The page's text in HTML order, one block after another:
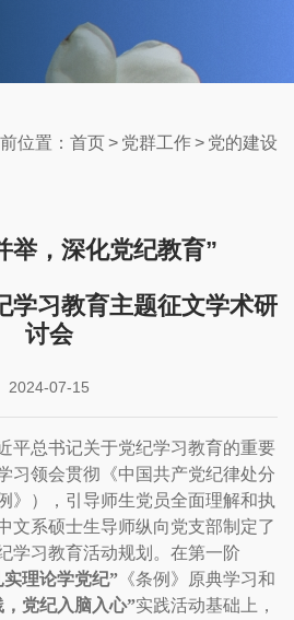
位置： 首页 党群工作 党的建设
举，深化党纪教育”
学习教育主题征文学术研
讨会
2024-07-15
平总书记关于党纪学习教育的重要
习领会贯彻《中国共产党纪律处分
》），引导师生党员全面理解和执
文系硕士生导师纵向党支部制定了
学习教育活动规划。在第一阶
理论学党纪” 《条例》原典学习和
党纪入脑入心”实践活动基础上，